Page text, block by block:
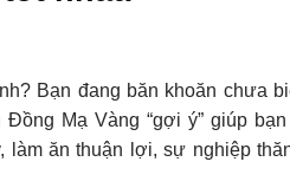
Bạn đang băn khoăn chưa
Mạ Vàng “gợi ý” giúp
làm ăn thuận lợi, sự nghiệp